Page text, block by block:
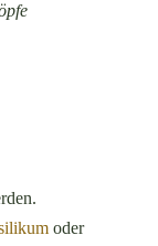
oder